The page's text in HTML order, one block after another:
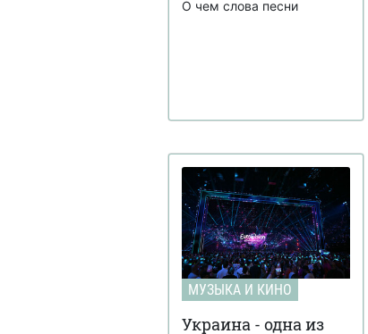
О чем слова песни
МУЗЫКА И КИНО
Украина - одна из